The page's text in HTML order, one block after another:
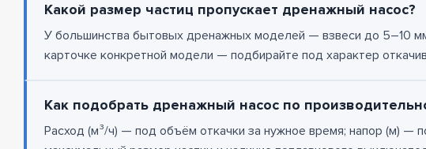
Какой размер частиц пропускает дренажный насос?
У большинства бытовых дренажных моделей — взвеси до 5–10
карточке конкретной модели — подбирайте под характер
Как подобрать дренажный насос по
Расход (м³/ч) — под объём откачки за нужное время; напор (м) —